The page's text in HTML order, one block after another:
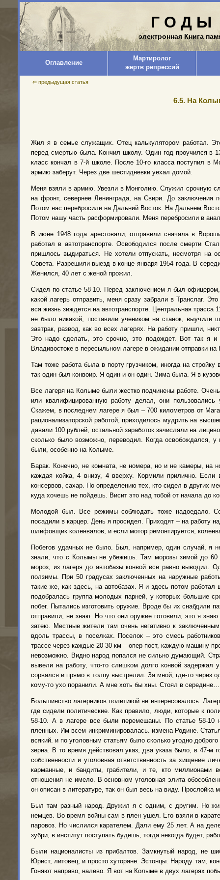
Г О Д Ы
электронная Книга
Оглавление
Мартиролог
жертв репрессий
⇐ предыдущая статья
6.5. На
Жил я в семье служащих. Отец калькулятором работал.
перед смертью была. Кончил школу. Один год проучился в
класс кончал в 7-й школе. После 10-го класса поступил в
армию заберут. Через две шестидневки уехал домой.
Меня взяли в армию. Увезли в Монголию. Служил срочную
на фронт, севернее Ленинграда, на Свири. До заключения
Потом нас перебросили на Дальний Восток. На Дальнем
Потом нашу часть расформировали. Меня перебросили в
В июне 1948 года арестовали, отправили сначала в
работал в автотранспорте. Освободился после смерти
пришлось выдираться. Не хотели отпускать, несмотря на
Совета. Разрешили выезд в конце января 1954 года. В
Женился, 40 лет с женой прожил.
Сидел по статье 58-10. Перед заключением я был
какой лагерь отправить, меня сразу забрали в Транслаг.
вся жизнь зиждется на автотранспорте. Центральная
не было никакой, поставили учеником на станок,
завтрак, развод, как во всех лагерях. На работу пришли,
Это надо сделать, это срочно, это подождет. Вот так я
Владивостоке в пересыльном лагере в ожидании отправки
Там тоже работа была в порту грузчиком, иногда на
так один был конвоир. Я один и он один. Зима была. Я в
Все лагеря на Колыме были жестко подчинены работе.
или квалифицированную работу делал, они
Скажем, в последнем лагере я был – 700 километров от
рационализаторской работой, приходилось мудрить на
давали 100 рублей, остальной заработок зачисляли на
сколько было возможно, переводил. Когда освобождался,
были, особенно на Колыме.
Барак. Конечно, не комната, не номера, но и не камеры, на
каждая койка, 4 внизу, 4 вверху. Кормили прилично. Если
консервов, сахар. По определению тех, кто сидел в других
куда хочешь не пойдешь. Висит это над тобой от начала до
Молодой был. Все режимы соблюдать тоже надоедало.
посадили в карцер. День я просидел. Приходят – на работу
шлифовщик коленвалов, и если мотор ремонтируется,
Побегов удачных не было. Был, например, один случай, я
знали, что с Колымы не убежишь. Там морозы зимой до 60
мороз, из лагеря до автобазы конвой все равно выводил.
ползимы. При 50 градусах заключенных на наружные
такие же, как здесь, на автобазах. Я и здесь потом
подобралась группа молодых парней, у которых большие
побег. Пытались изготовить оружие. Вроде бы их снабдили
отправили, не знаю. Но что они оружие готовили, это я
затею. Местные жители там очень негативно к
вдоль трассы, в поселках. Поселок – это смесь
трассе через каждые 20-30 км – опер пост, каждую машину
невозможно. Видно народ попался не сильно думающий.
вывели на работу, что-то слишком долго конвой задержал
сорвался и прямо в толпу выстрелил. За мной, где-то через
кому-то ухо поранили. А мне хоть бы хны. Стоял в середине…
Большинство лагерников политикой не интересовалось.
где сидели политические. Как правило, люди, которые к
58-10. А в лагере все были перемешаны. По статье 58-
пленных. Им всем инкриминировалась. измена Родине.
всякий. и по уголовным статьям было сколько угодно
зерна. В то время действовал указ, два указа было, в 47-м
собственности и уголовная ответственность за хищение
карманные, и бандиты, грабители, и те, кто миллионами
отношения не имело. В основном уголовная элита
он описан в литературе, так он был весь на виду. Прослойка
Был там разный народ. Дружил я с одним, с другим. Но
немцев. Во время войны сам в плен ушел. Его взяли в
паровоз. Но числился карателем. Дали ему 25 лет. А на
зубри, в институт поступать будешь, тогда некогда будет,
Были националисты из прибалтов. Замкнутый народ, не
Юрист, литовец, и просто хуторяне. Эстонцы. Народу там,
Гоняют направо, налево. Я вот на Колыме в двух лагерях